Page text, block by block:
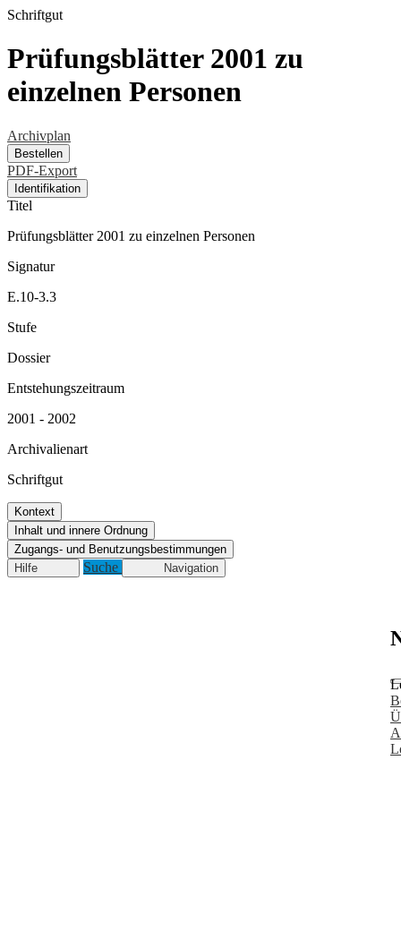
Schriftgut
Prüfungsblätter 2001 zu
einzelnen Personen
Archivplan
Bestellen
PDF-Export
Identifikation
Titel
Prüfungsblätter 2001 zu einzelnen Personen
Signatur
E.10-3.3
Stufe
Dossier
Entstehungszeitraum
2001 - 2002
Archivalienart
Schriftgut
Kontext
Inhalt und innere Ordnung
Zugangs- und Benutzungsbestimmungen
Hilfe
Suche Navigation